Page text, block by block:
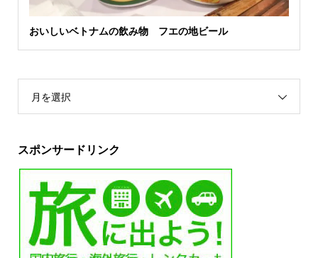
おいしいベトナムの飲み物 フエの地ビール
月を選択
スポンサードリンク